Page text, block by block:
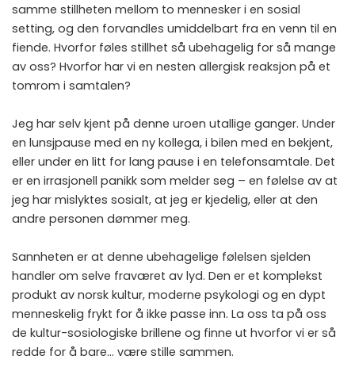
samme stillheten mellom to mennesker i en sosial
setting, og den forvandles umiddelbart fra en venn til en
fiende. Hvorfor føles stillhet så ubehagelig for så mange
av oss? Hvorfor har vi en nesten allergisk reaksjon på et
tomrom i samtalen?
Jeg har selv kjent på denne uroen utallige ganger. Under
en lunsjpause med en ny kollega, i bilen med en bekjent,
eller under en litt for lang pause i en telefonsamtale. Det
er en irrasjonell panikk som melder seg – en følelse av at
jeg har mislyktes sosialt, at jeg er kjedelig, eller at den
andre personen dømmer meg.
Sannheten er at denne ubehagelige følelsen sjelden
handler om selve fraværet av lyd. Den er et komplekst
produkt av norsk kultur, moderne psykologi og en dypt
menneskelig frykt for å ikke passe inn. La oss ta på oss
de kultur-sosiologiske brillene og finne ut hvorfor vi er så
redde for å bare… være stille sammen.